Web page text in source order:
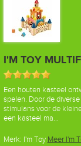
I'M TOY
Een houten kasteel
spelen. Door de
stimulans voor de
een kasteel ma...
Merk: I'm Toy Meer I'm